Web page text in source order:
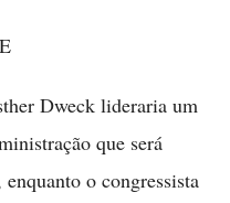
Dweck lideraria um
que será
o congressista